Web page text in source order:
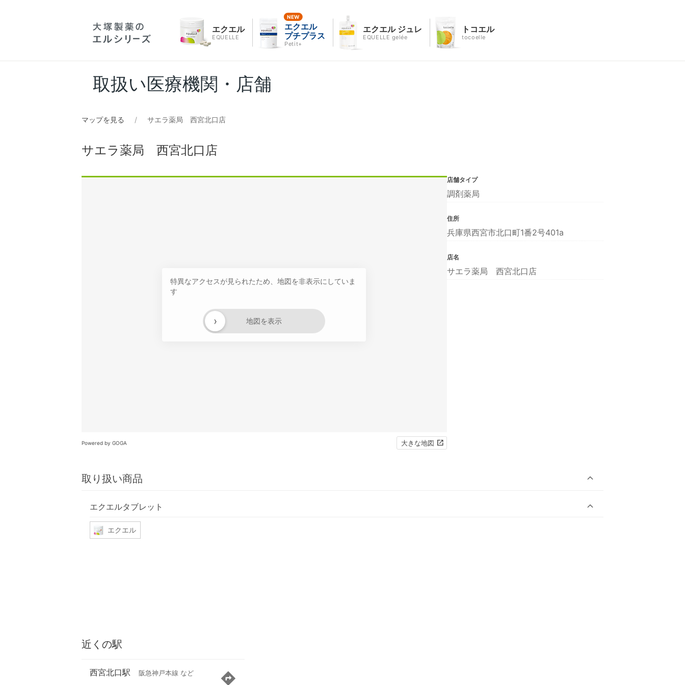
エクエル
EQUELLE
エクエル
プチプラス
Petit+
エクエル ジュレ
EQUELLE gelée
トコエル
tocoelle
取扱い医療機関・店舗
マップを見る サエラ薬局 西宮北口店
サエラ薬局 西宮北口店
特異なアクセスが見られたため、地図を非表示にしていま
す
地図を表示
›
Powered by GOGA 大きな地図
取り扱い商品
エクエルタブレット
エクエル
店舗タイプ
調剤薬局
住所
兵庫県西宮市北口町1番2号401a
店名
サエラ薬局 西宮北口店
近くの駅
西宮北口駅 阪急神戸本線 など